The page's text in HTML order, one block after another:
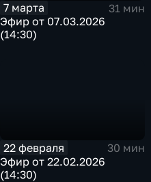
7 марта
31 мин
Эфир от 07.03.2026
(14:30)
22 февраля
30 мин
Эфир от 22.02.2026
(14:30)